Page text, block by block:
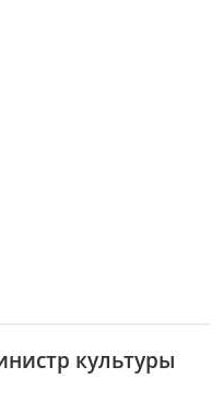
культуры